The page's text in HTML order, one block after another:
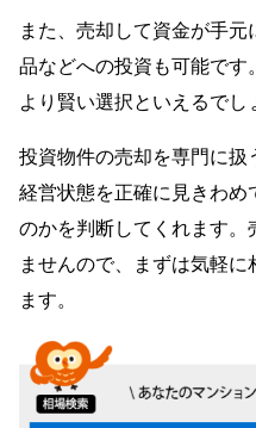
また、売却して資金が手
品などへの投資も可能です
より賢い選択といえるでし
投資物件の売却を専門に
経営状態を正確に見きわめ
のかを判断してくれます。
ませんので、まずは気軽
ます。